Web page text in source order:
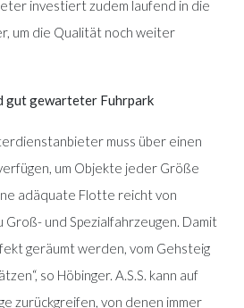
investiert zudem laufend in die
um die Qualität noch weiter
gut gewarteter Fuhrpark
muss über einen
um Objekte jeder Größe
adäquate Flotte reicht von
und Spezialfahrzeugen. Damit
geräumt werden, vom Gehsteig
so Höbinger. A.S.S. kann auf
zurückgreifen, von denen immer